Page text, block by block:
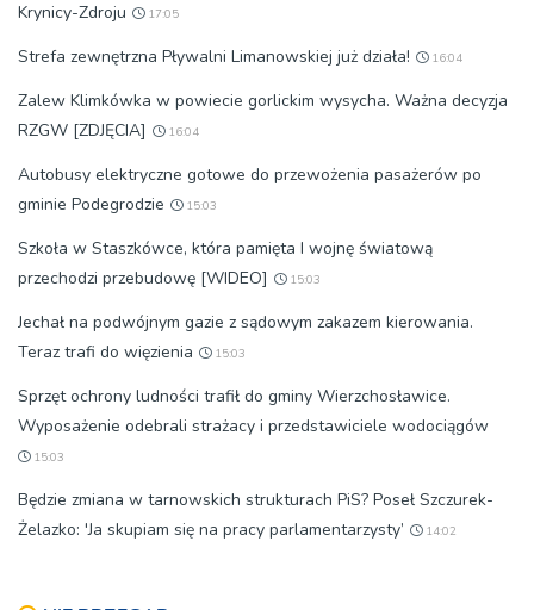
Krynicy-Zdroju
17:05
Strefa zewnętrzna Pływalni Limanowskiej już działa! 16:04
Zalew Klimkówka w powiecie gorlickim wysycha. Ważna decyzja
RZGW [ZDJĘCIA]
16:04
Autobusy elektryczne gotowe do przewożenia pasażerów po
gminie Podegrodzie
15:03
Szkoła w Staszkówce, która pamięta I wojnę światową
przechodzi przebudowę [WIDEO]
15:03
Jechał na podwójnym gazie z sądowym zakazem kierowania.
Teraz trafi do więzienia
15:03
Sprzęt ochrony ludności trafił do gminy Wierzchosławice.
Wyposażenie odebrali strażacy i przedstawiciele wodociągów
15:03
Będzie zmiana w tarnowskich strukturach PiS? Poseł Szczurek-
Żelazko: 'Ja skupiam się na pracy parlamentarzysty’
14:02